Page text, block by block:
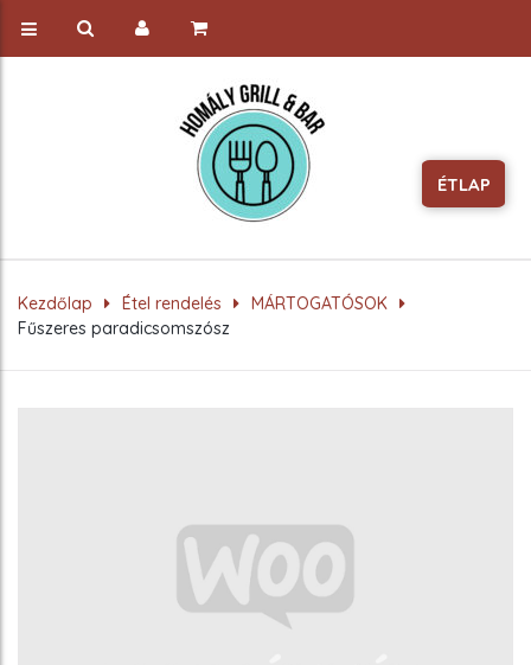
Kezdőlap Étel rendelés
MÁRTOGATÓSOK
Fűszeres paradicsomszósz
ÉTLAP